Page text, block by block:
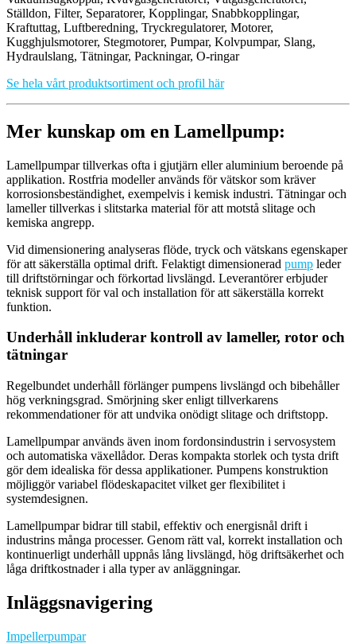
Ställdon, Filter, Separatorer, Kopplingar, Snabbkopplingar,
Kraftuttag, Luftberedning, Tryckregulatorer, Motorer,
Kugghjulsmotorer, Stegmotorer, Pumpar, Kolvpumpar, Slang,
Hydraulslang, Tätningar, Packningar, O-ringar
Se hela vårt produktsortiment och profil här
Mer kunskap om en Lamellpump:
Lamellpumpar tillverkas ofta i gjutjärn eller aluminium beroende på
applikation. Rostfria modeller används för vätskor som kräver
korrosionsbeständighet, exempelvis i kemisk industri. Tätningar och
lameller tillverkas i slitstarka material för att motstå slitage och
kemiska angrepp.
Vid dimensionering analyseras flöde, tryck och vätskans egenskaper
för att säkerställa optimal drift. Felaktigt dimensionerad pump leder
till driftstörningar och förkortad livslängd. Leverantörer erbjuder
teknisk support för val och installation för att säkerställa korrekt
funktion.
Underhåll inkluderar kontroll av lameller, rotor och
tätningar
Regelbundet underhåll förlänger pumpens livslängd och bibehåller
hög verkningsgrad. Smörjning sker enligt tillverkarens
rekommendationer för att undvika onödigt slitage och driftstopp.
Lamellpumpar används även inom fordonsindustrin i servosystem
och automatiska växellådor. Deras kompakta storlek och tysta drift
gör dem idealiska för dessa applikationer. Pumpens konstruktion
möjliggör variabel flödeskapacitet vilket ger flexibilitet i
systemdesignen.
Lamellpumpar bidrar till stabil, effektiv och energisnål drift i
industrins många processer. Genom rätt val, korrekt installation och
kontinuerligt underhåll uppnås lång livslängd, hög driftsäkerhet och
låga driftkostnader i alla typer av anläggningar.
Inläggsnavigering
Impellerpumpar